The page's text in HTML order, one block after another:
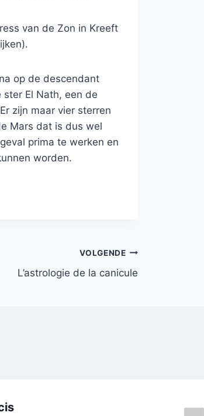
van de Zon in Kreeft
op de descendant
El Nath, een de
zijn maar vier sterren
Mars dat is dus wel
prima te werken en
worden.
VOLGENDE
L’astrologie de la canicule